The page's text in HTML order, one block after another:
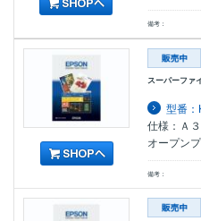
備考：
スーパーファ
型番：
仕様：Ａ
オープン
備考：